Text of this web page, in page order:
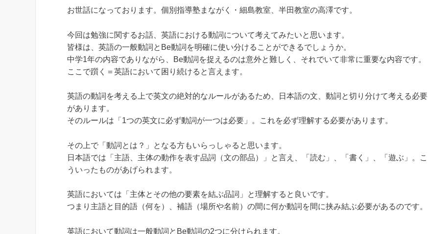
お世話になっております。個別指導塾まながく・細島教室、半田教室の高澤です。
今回は勉強に関するお話、英語における動詞について考えてみたいと思います。
皆様は、英語の一般動詞とBe動詞を明確に使い分けることができるでしょうか。
中学1年の内容でありながら、Be動詞を捉えるのは意外と難しく、それでいて非常に重要な内容です。
ここで躓く＝英語において困り続けると言えます。
英語の動詞を考える上で英文の絶対的なルールがあるため、日本語の文、動詞と切り分けて考える必要
があります。
そのルールは「1つの英文に必ず動詞が一つは必要」。これを必ず理解する必要があります。
その上で「動詞とは？」となる方もいらっしゃると思います。
日本語では「主語、主体の動作を表す品詞（文の部品）」と言え、「読む」、「書く」、「遊ぶ」。こ
ういったものがあげられます。
英語においては「主体とその他の要素を結ぶ品詞」と理解すると良いです。
つまり主語と目的語（何を）、補語（場所や名前）の間に何か動詞を間に挟み結ぶ必要があるのです。
英語において動詞は一般動詞とBe動詞の2つに分けられます。